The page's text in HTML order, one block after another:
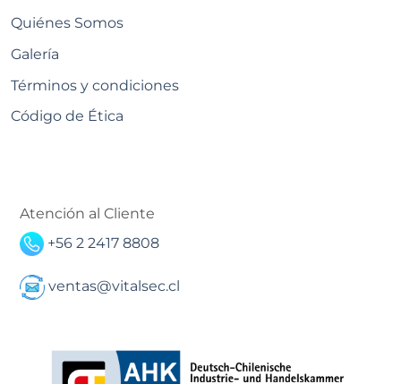
Quiénes Somos
Galería
Términos y condiciones
Código de Ética
Atención al Cliente
+56 2 2417 8808
ventas@vitalsec.cl